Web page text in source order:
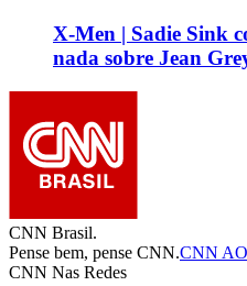
X-Men | Sadie Sink
nada sobre Jean
CNN Brasil.
Pense bem, pense CNN.CNN
CNN Nas Redes